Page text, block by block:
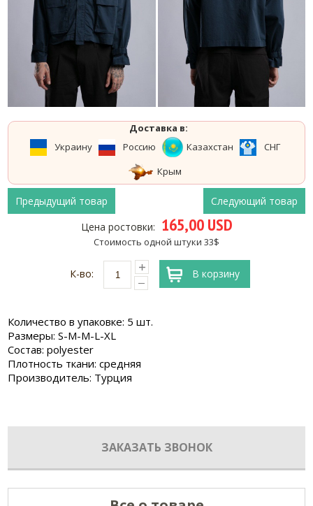
Доставка в:
Украину
Россию Казахстан
СНГ
Крым
Предыдущий товар
Следующий товар
Цена ростовки: 165,00 USD
Стоимость одной штуки 33$
К-во: В корзину
Количество в упаковке: 5 шт.
Размеры: S-M-M-L-XL
Состав: polyester
Плотность ткани: средняя
Производитель: Турция
ЗАКАЗАТЬ ЗВОНОК